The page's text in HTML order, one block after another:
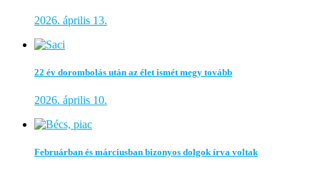
2026. április 13.
22 év dorombolás után az élet ismét megy tovább
2026. április 10.
Februárban és márciusban bizonyos dolgok írva voltak